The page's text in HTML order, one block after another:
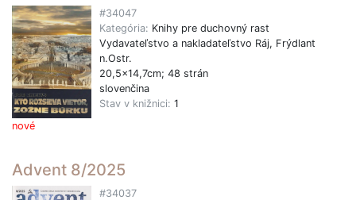
nové
#34047
Kategória: Knihy pre duchovný rast
Vydavateľstvo a nakladateľstvo Ráj, Frýdlant
n.Ostr.
20,5x14,7cm; 48 strán
slovenčina
Stav v knižnici: 1
Advent 8/2025
#34037